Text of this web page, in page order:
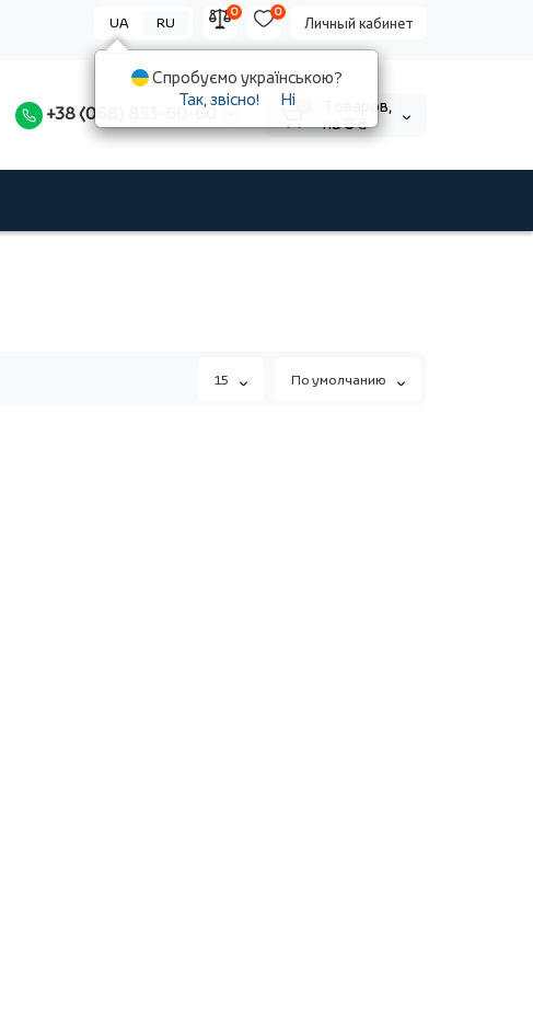
Личный кабинет
0
0
UA RU
+38 (068) 853-60-60
Tоваров,
на0 ₴
15 По умолчанию
Спробуємо українською?
Так, звісно!
Ні